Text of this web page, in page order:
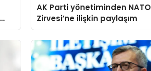
AK Parti yönetiminden NATO
Zirvesi’ne ilişkin paylaşım